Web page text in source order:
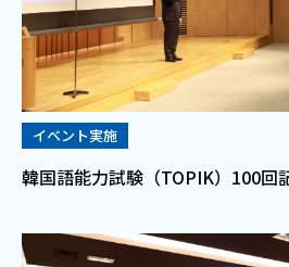
プライバシーポリ
한국어
イベント実施
韓国語能力試験（TOPIK）100回